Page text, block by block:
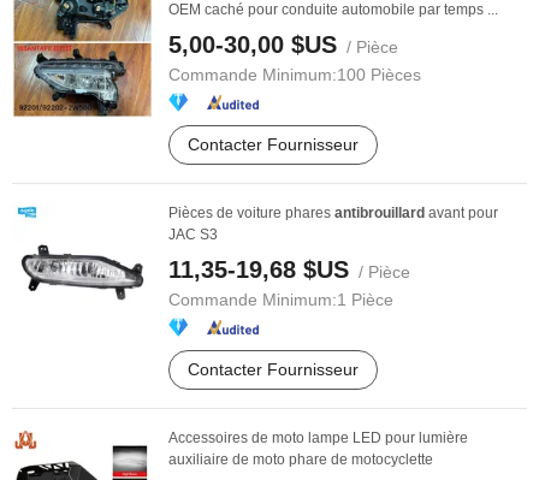
OEM caché pour conduite automobile par temps ...
5,00-30,00 $US / Pièce
Commande Minimum:100 Pièces
Contacter Fournisseur
Pièces de voiture phares antibrouillard avant pour
JAC S3
11,35-19,68 $US / Pièce
Commande Minimum:1 Pièce
Contacter Fournisseur
Accessoires de moto lampe LED pour lumière
auxiliaire de moto phare de motocyclette